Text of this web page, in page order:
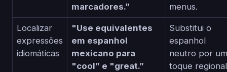
marcadores.”
menus.
Localizar
expressões
idiomáticas
"Use equivalentes
em espanhol
mexicano para
"cool” e "great.”
Substitui o
espanhol
neutro por um
toque